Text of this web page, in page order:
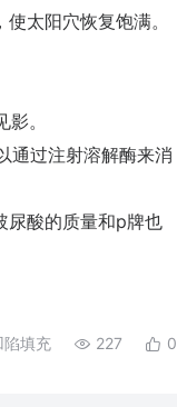
太阳穴恢复饱满。
。
通过注射溶解酶来消
酸的质量和p牌也
陷填充 227 0